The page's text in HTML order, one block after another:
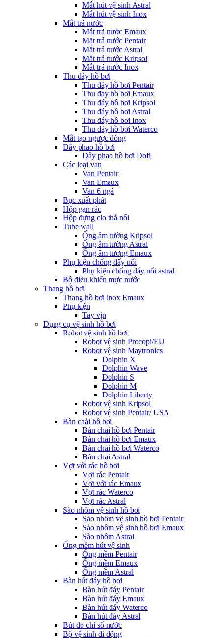
Mắt hút vệ sinh Astral
Mắt hút vệ sinh Inox
Mắt trả nước
Mắt trả nước Emaux
Mắt trả nước Pentair
Mắt trả nước Astral
Mắt trả nước Kripsol
Mắt trả nước Inox
Thu đáy hồ bơi
Thu đáy hồ bơi Pentair
Thu đáy hồ bơi Emaux
Thu đáy hồ bơi Kripsol
Thu đáy hồ bơi Astral
Thu đáy hồ bơi Inox
Thu đáy hồ bơi Waterco
Mắt tạo ngược dòng
Dây phao hồ bơi
Dây phao hồ bơi Dofi
Các loại van
Van Pentair
Van Emaux
Van 6 ngả
Bục xuất phát
Hộp gạn rác
Hộp đựng clo thả nổi
Tube wall
Ống âm tường Kripsol
Ống âm tường Astral
Ống âm tương Emaux
Phụ kiện chống đẩy nổi
Phụ kiện chống đẩy nổi astral
Bộ điều khiển mực nước
Thang hồ bơi
Thang hồ bơi inox Emaux
Phụ kiện
Tay vịn
Dụng cụ vệ sinh hồ bơi
Robot vệ sinh hồ bơi
Robot vệ sinh Procopi/EU
Robot vệ sinh Maytronics
Dolphin X
Dolphin Wave
Dolphin S
Dolphin M
Dolphin Liberty
Robot vệ sinh Kripsol
Robot vệ sinh Pentair/ USA
Bàn chải hồ bơi
Bàn chải hồ bơi Pentair
Bàn chải hồ bơi Emaux
Bàn chải hồ bơi Waterco
Bàn chải Astral
Vợt vớt rác hồ bơi
Vợt rác Pentair
Vợt vớt rác Emaux
Vợt rác Waterco
Vợt rác Astral
Sào nhôm vệ sinh hồ bơi
Sào nhôm vệ sinh hồ bơi Pentair
Sào nhôm vệ sinh hồ bơi Emaux
Sào nhôm Astral
Ống mềm hút vệ sinh
Ống mềm Pentair
Ống mềm Emaux
Ống mềm Astral
Bàn hút đáy hồ bơi
Bàn hút đáy Pentair
Bàn hút đáy Emaux
Bàn hút đáy Waterco
Bàn hút đáy Astral
Bút đo chỉ số nước
Bộ vệ sinh di động